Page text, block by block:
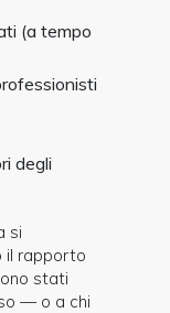
(a tempo
degli
si
il rapporto
stati
— o a chi